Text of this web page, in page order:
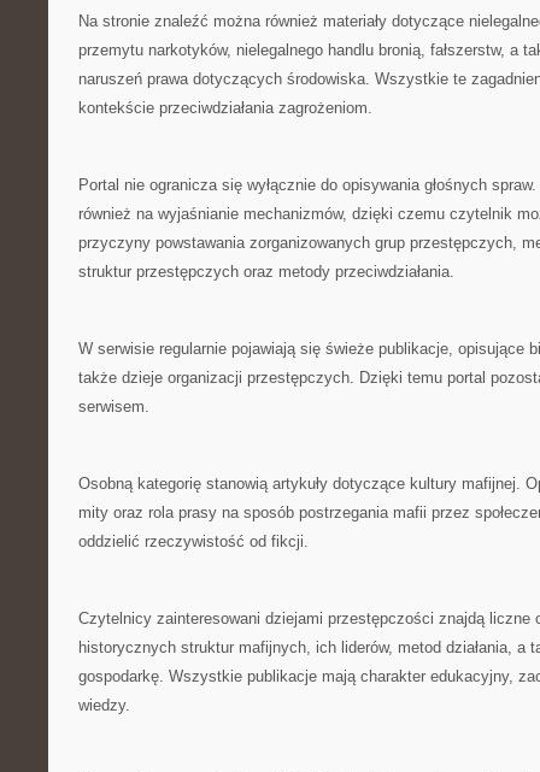
Na stronie znaleźć można również materiały dotyczące
przemytu narkotyków, nielegalnego handlu bronią, fałszerstw, a
naruszeń prawa dotyczących środowiska. Wszystkie te
kontekście przeciwdziałania zagrożeniom.
Portal nie ogranicza się wyłącznie do opisywania głośnych
również na wyjaśnianie mechanizmów, dzięki czemu czytelnik
przyczyny powstawania zorganizowanych grup przestępczych,
struktur przestępczych oraz metody przeciwdziałania.
W serwisie regularnie pojawiają się świeże publikacje, opisujące
także dzieje organizacji przestępczych. Dzięki temu portal
serwisem.
Osobną kategorię stanowią artykuły dotyczące kultury mafijnej.
mity oraz rola prasy na sposób postrzegania mafii przez
oddzielić rzeczywistość od fikcji.
Czytelnicy zainteresowani dziejami przestępczości znajdą liczne
historycznych struktur mafijnych, ich liderów, metod działania, a
gospodarkę. Wszystkie publikacje mają charakter edukacyjny,
wiedzy.